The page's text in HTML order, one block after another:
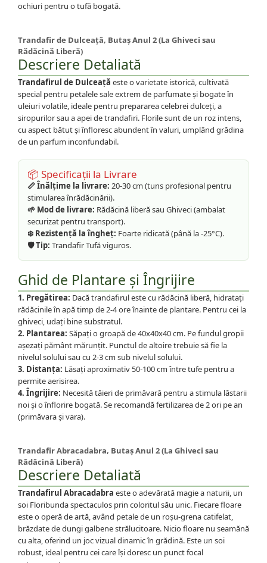
ochiuri pentru o tufă bogată.
Trandafir de Dulceață, Butaș Anul 2 (La Ghiveci sau
Rădăcină Liberă)
Descriere Detaliată
Trandafirul de Dulceață este o varietate istorică, cultivată
special pentru petalele sale extrem de parfumate și bogate în
uleiuri volatile, ideale pentru prepararea celebrei dulceți, a
siropurilor sau a apei de trandafiri. Florile sunt de un roz intens,
cu aspect bătut și înfloresc abundent în valuri, umplând grădina
de un parfum inconfundabil.
📦 Specificații la Livrare
📏 Înălțime la livrare: 20-30 cm (tuns profesional pentru
stimularea înrădăcinării).
🌱 Mod de livrare: Rădăcină liberă sau Ghiveci (ambalat
securizat pentru transport).
❄️ Rezistență la îngheț: Foarte ridicată (până la -25°C).
🛡️ Tip: Trandafir Tufă viguros.
Ghid de Plantare și Îngrijire
1. Pregătirea: Dacă trandafirul este cu rădăcină liberă, hidratați
rădăcinile în apă timp de 2-4 ore înainte de plantare. Pentru cei la
ghiveci, udați bine substratul.
2. Plantarea: Săpați o groapă de 40x40x40 cm. Pe fundul gropii
așezați pământ mărunțit. Punctul de altoire trebuie să fie la
nivelul solului sau cu 2-3 cm sub nivelul solului.
3. Distanța: Lăsați aproximativ 50-100 cm între tufe pentru a
permite aerisirea.
4. Îngrijire: Necesită tăieri de primăvară pentru a stimula lăstarii
noi și o înflorire bogată. Se recomandă fertilizarea de 2 ori pe an
(primăvara și vara).
Trandafir Abracadabra, Butaș Anul 2 (La Ghiveci sau
Rădăcină Liberă)
Descriere Detaliată
Trandafirul Abracadabra este o adevărată magie a naturii, un
soi Floribunda spectaculos prin coloritul său unic. Fiecare floare
este o operă de artă, având petale de un roșu-grena catifelat,
brăzdate de dungi galbene strălucitoare. Nicio floare nu seamănă
cu alta, oferind un joc vizual dinamic în grădină. Este un soi
robust, ideal pentru cei care își doresc un punct focal